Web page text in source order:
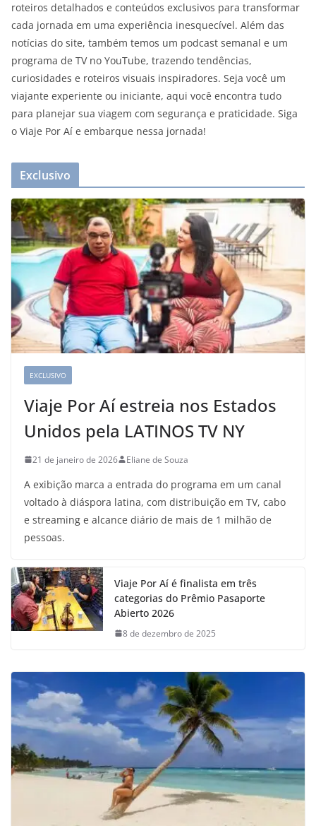
roteiros detalhados e conteúdos exclusivos para transformar
cada jornada em uma experiência inesquecível. Além das
notícias do site, também temos um podcast semanal e um
programa de TV no YouTube, trazendo tendências,
curiosidades e roteiros visuais inspiradores. Seja você um
viajante experiente ou iniciante, aqui você encontra tudo
para planejar sua viagem com segurança e praticidade. Siga
o Viaje Por Aí e embarque nessa jornada!
Exclusivo
EXCLUSIVO
Viaje Por Aí estreia nos Estados
Unidos pela LATINOS TV NY
21 de janeiro de 2026 Eliane de Souza
A exibição marca a entrada do programa em um canal
voltado à diáspora latina, com distribuição em TV, cabo
e streaming e alcance diário de mais de 1 milhão de
pessoas.
Viaje Por Aí é finalista em três
categorias do Prêmio Pasaporte
Abierto 2026
8 de dezembro de 2025